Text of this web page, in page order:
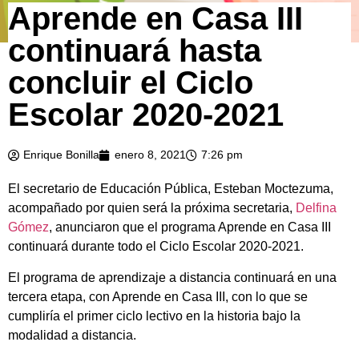
Aprende en Casa III
continuará hasta
concluir el Ciclo
Escolar 2020-2021
Enrique Bonilla enero 8, 2021 7:26 pm
El secretario de Educación Pública, Esteban Moctezuma,
acompañado por quien será la próxima secretaria, Delfina
Gómez, anunciaron que el programa Aprende en Casa III
continuará durante todo el Ciclo Escolar 2020-2021.
El programa de aprendizaje a distancia continuará en una
tercera etapa, con Aprende en Casa III, con lo que se
cumpliría el primer ciclo lectivo en la historia bajo la
modalidad a distancia.